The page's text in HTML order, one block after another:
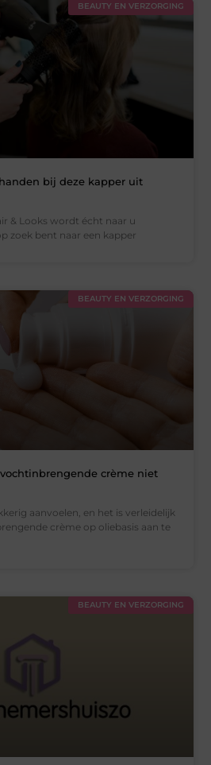
BEAUTY EN VERZORGING
bij deze kapper uit
& Looks wordt écht naar u
zoek bent naar een kapper
BEAUTY EN VERZORGING
crème niet
aanvoelen, en het is verleidelijk
crème op oliebasis aan te
BEAUTY EN VERZORGING